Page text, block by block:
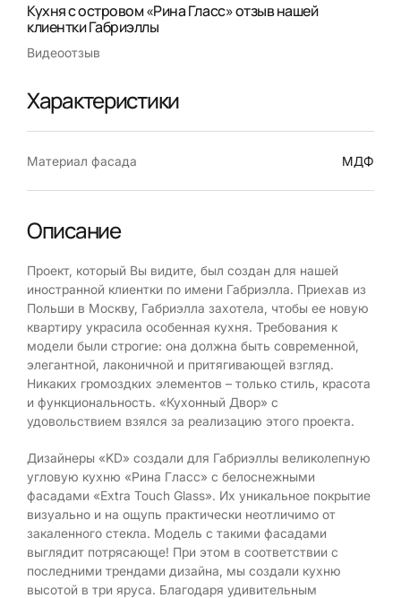
Кухня с островом «Рина Гласс» отзыв нашей
клиентки Габриэллы
Видеоотзыв
Характеристики
Материал фасада МДФ
Описание
Проект, который Вы видите, был создан для нашей
иностранной клиентки по имени Габриэлла. Приехав из
Польши в Москву, Габриэлла захотела, чтобы ее новую
квартиру украсила особенная кухня. Требования к
модели были строгие: она должна быть современной,
элегантной, лаконичной и притягивающей взгляд.
Никаких громоздких элементов – только стиль, красота
и функциональность. «Кухонный Двор» с
удовольствием взялся за реализацию этого проекта.
Дизайнеры «KD» создали для Габриэллы великолепную
угловую кухню «Рина Гласс» с белоснежными
фасадами «Extra Touch Glass». Их уникальное покрытие
визуально и на ощупь практически неотличимо от
закаленного стекла. Модель с такими фасадами
выглядит потрясающе! При этом в соответствии с
последними трендами дизайна, мы создали кухню
высотой в три яруса. Благодаря удивительным